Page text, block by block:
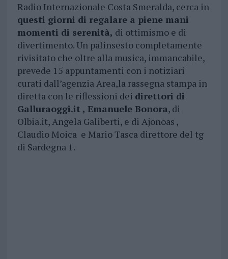
Radio Internazionale Costa Smeralda, cerca in
questi giorni di regalare a piene mani
momenti di serenità, di ottimismo e di
divertimento. Un palinsesto completamente
rivisitato che oltre alla musica, immancabile,
prevede 15 appuntamenti con i notiziari
curati dall’agenzia Area,la rassegna stampa in
diretta con le riflessioni dei direttori di
Galluraoggi.it , Emanuele Bonora, di
Olbia.it, Angela Galiberti, e di Ajonoas ,
Claudio Moica e Mario Tasca direttore del tg
di Sardegna 1.